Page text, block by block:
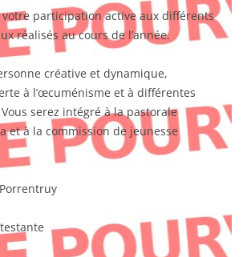
participation active aux différents
réalisés au cours de l’année.
créative et dynamique,
à l’œcuménisme et à différentes
Vous serez intégré à la pastorale
et à la commission de jeunesse